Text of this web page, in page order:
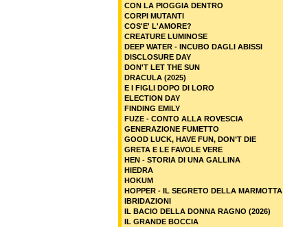
CON LA PIOGGIA DENTRO
CORPI MUTANTI
COS'E' L'AMORE?
CREATURE LUMINOSE
DEEP WATER - INCUBO DAGLI ABISSI
DISCLOSURE DAY
DON'T LET THE SUN
DRACULA (2025)
E I FIGLI DOPO DI LORO
ELECTION DAY
FINDING EMILY
FUZE - CONTO ALLA ROVESCIA
GENERAZIONE FUMETTO
GOOD LUCK, HAVE FUN, DON’T DIE
GRETA E LE FAVOLE VERE
HEN - STORIA DI UNA GALLINA
HIEDRA
HOKUM
HOPPER - IL SEGRETO DELLA MARMOTTA
IBRIDAZIONI
IL BACIO DELLA DONNA RAGNO (2026)
IL GRANDE BOCCIA